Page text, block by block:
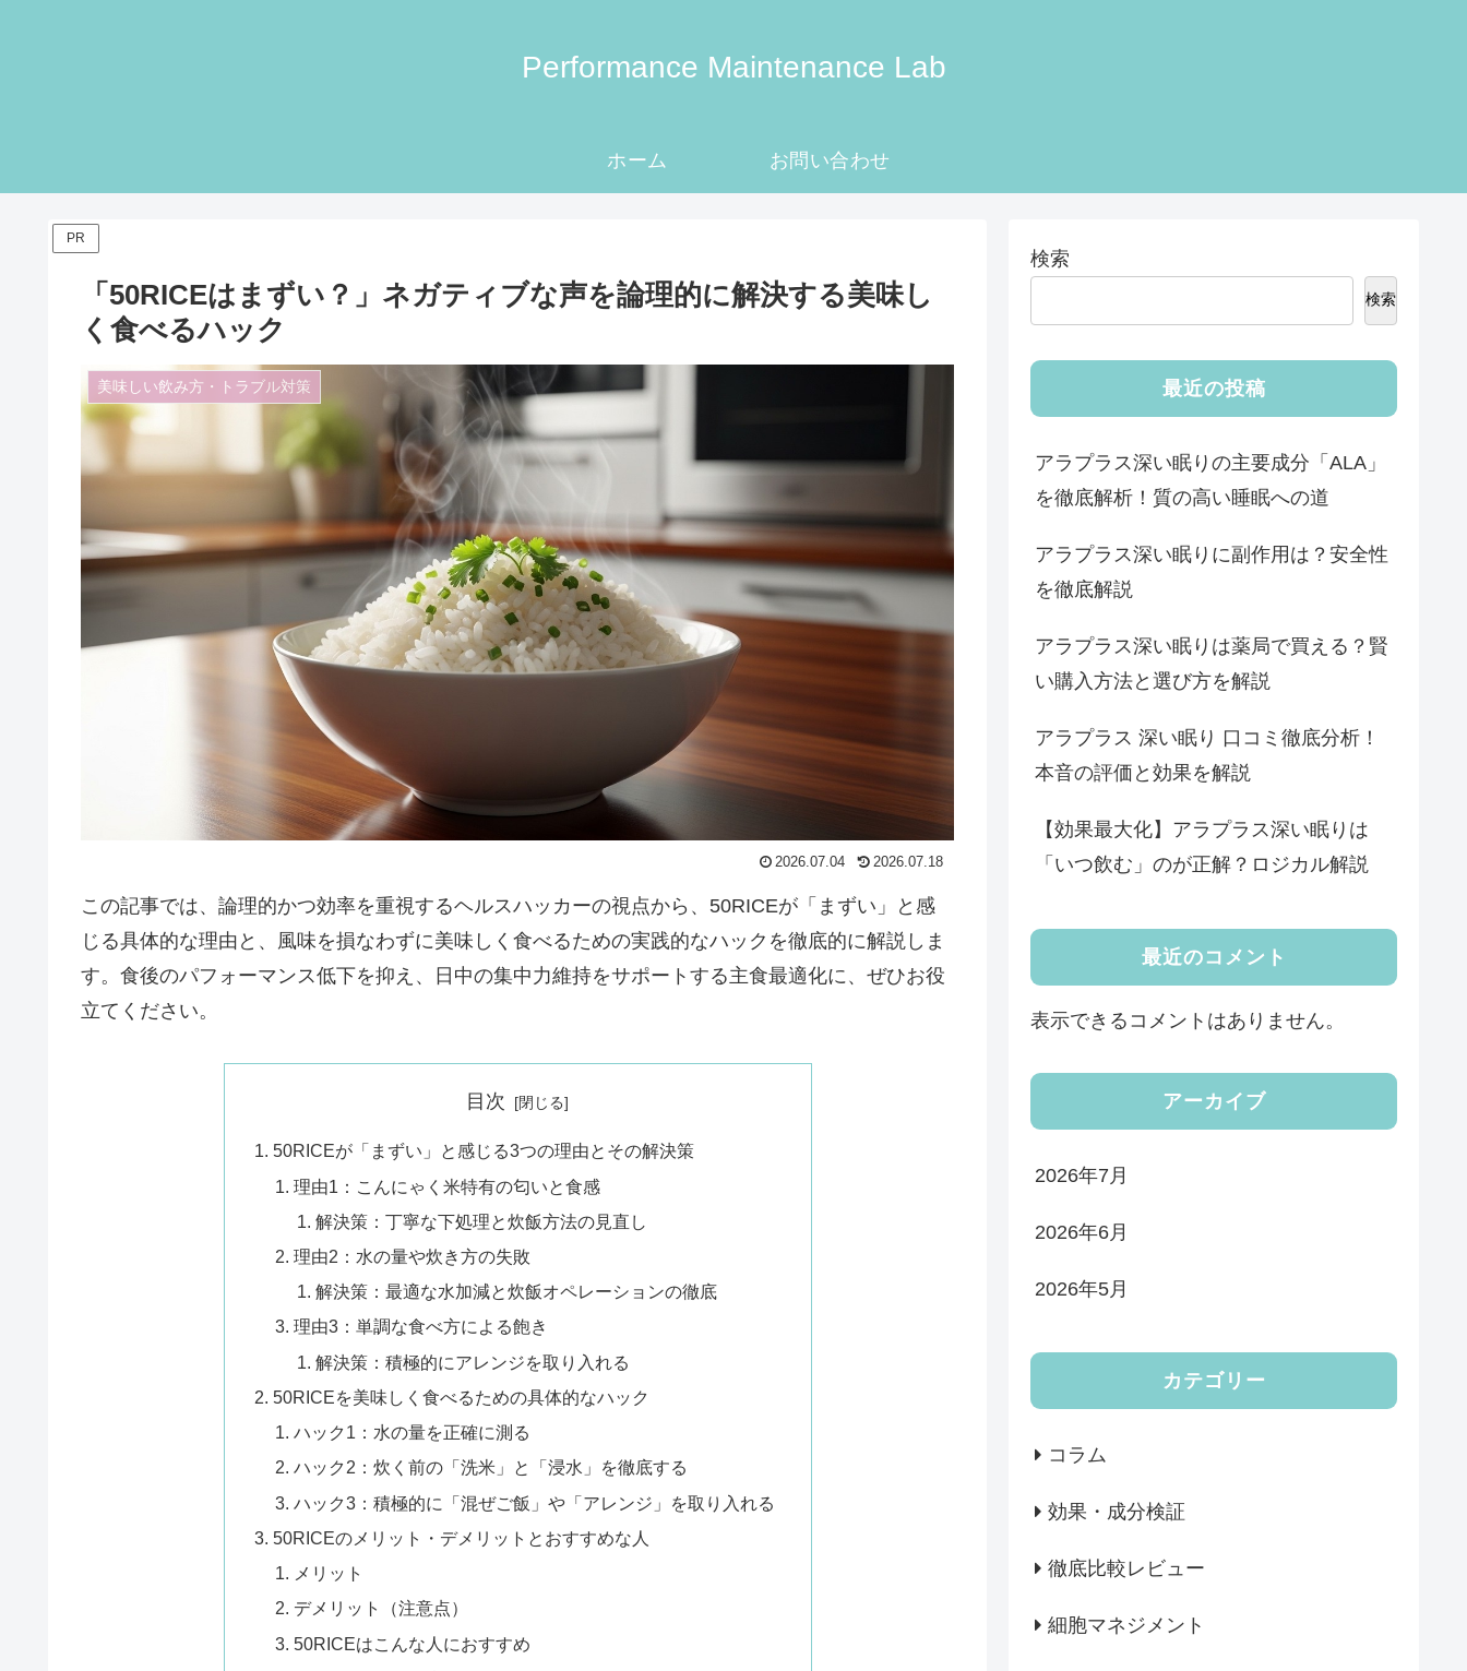
Performance Maintenance Lab
ホーム お問い合わせ
PR
「50RICEはまずい？」ネガティブな声を論理的に解決する美味し
く食べるハック
美味しい飲み方・トラブル対策
2026.07.04 2026.07.18
この記事では、論理的かつ効率を重視するヘルスハッカーの視点から、50RICEが「まずい」と感
じる具体的な理由と、風味を損なわずに美味しく食べるための実践的なハックを徹底的に解説しま
す。食後のパフォーマンス低下を抑え、日中の集中力維持をサポートする主食最適化に、ぜひお役
立てください。
目次
50RICEが「まずい」と感じる3つの理由とその解決策
理由1：こんにゃく米特有の匂いと食感
解決策：丁寧な下処理と炊飯方法の見直し
理由2：水の量や炊き方の失敗
解決策：最適な水加減と炊飯オペレーションの徹底
理由3：単調な食べ方による飽き
解決策：積極的にアレンジを取り入れる
50RICEを美味しく食べるための具体的なハック
ハック1：水の量を正確に測る
ハック2：炊く前の「洗米」と「浸水」を徹底する
ハック3：積極的に「混ぜご飯」や「アレンジ」を取り入れる
50RICEのメリット・デメリットとおすすめな人
メリット
デメリット（注意点）
50RICEはこんな人におすすめ
検索
検索
最近の投稿
アラプラス深い眠りの主要成分「ALA」
を徹底解析！質の高い睡眠への道
アラプラス深い眠りに副作用は？安全性
を徹底解説
アラプラス深い眠りは薬局で買える？賢
い購入方法と選び方を解説
アラプラス 深い眠り 口コミ徹底分析！
本音の評価と効果を解説
【効果最大化】アラプラス深い眠りは
「いつ飲む」のが正解？ロジカル解説
最近のコメント
表示できるコメントはありません。
アーカイブ
2026年7月
2026年6月
2026年5月
カテゴリー
コラム
効果・成分検証
徹底比較レビュー
細胞マネジメント